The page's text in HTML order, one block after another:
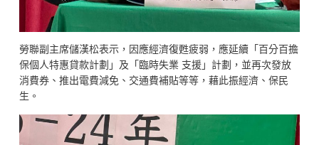
勞聯副主席儲漢松表示，因應經濟復甦疲弱，應延續「百分百擔
保個人特惠貸款計劃」及「臨時失業 支援」計劃，並再次發放
消費券、推出電費減免、交通費補貼等等，藉此振經濟、保民
生。